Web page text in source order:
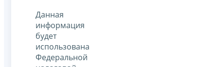
Данная
информация
будет
использована
Федеральной